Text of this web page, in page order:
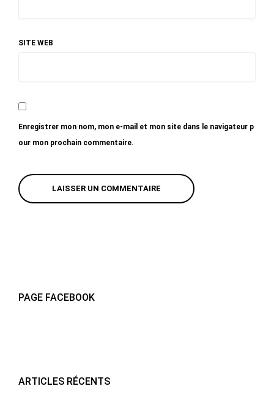
SITE WEB
Enregistrer mon nom, mon e-mail et mon site dans le navigateur p
our mon prochain commentaire.
PAGE FACEBOOK
ARTICLES RÉCENTS